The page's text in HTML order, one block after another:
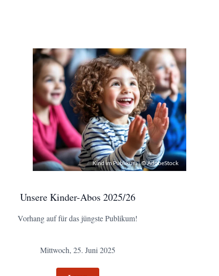
Kind im Publikum | © AdobeStock
Unsere Kinder-Abos 2025/26
Vorhang auf für das jüngste Publikum!
Mittwoch, 25. Juni 2025